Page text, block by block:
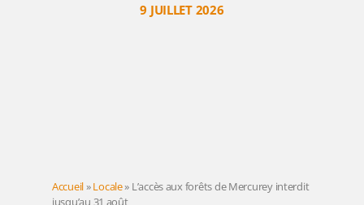
9 JUILLET 2026
Accueil»Locale» L’accès aux forêts de Mercurey interdit
jusqu’au 31 août